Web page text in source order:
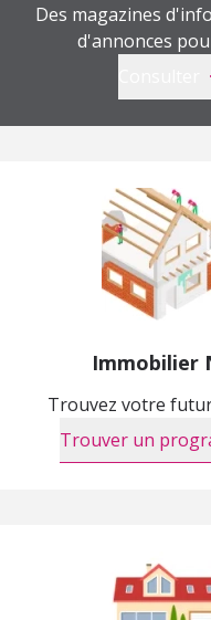
Des magazines
d'annonces
Immobilier
Trouvez votre
Trouver un